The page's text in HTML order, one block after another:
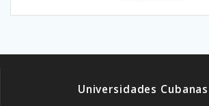
Universidades Cubanas